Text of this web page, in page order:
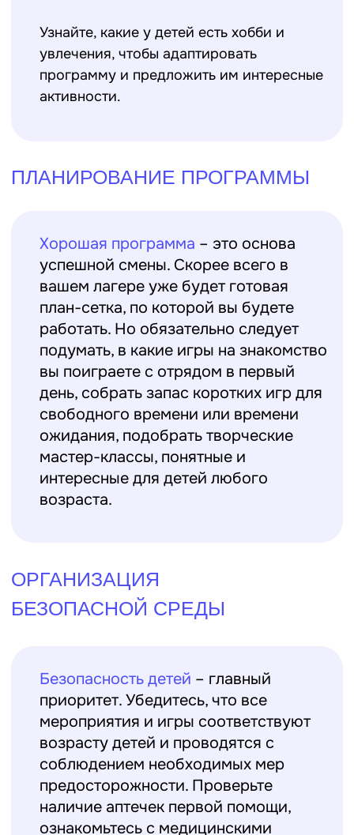
свободного времени или времени
ожидания, подобрать творческие
мастер-классы, понятные и
возраста.
мероприятия и игры соответствуют
возрасту детей и проводятся с
соблюдением необходимых мер
предосторожности. Проверьте
наличие аптечек первой помощи,
ознакомьтесь с медицинскими
противопоказаниями у детей и
обеспечьте доступ к необходимой
медицинской помощи. Узнайте о
плане действий на случай
чрезвычайных ситуаций и пройдите
инструктаж лагеря.
ПОДГОТОВКА МАТЕРИАЛОВ
И ОБОРУДОВАНИЯ
необходимые материалы и
оборудование. Во многих лагерях
весь инвентарь хранится на складе, а
заранее. Также стоит продумать
логистику: где и как будут храниться
ваши материалы, чтобы они были под
рукой в нужный момент.
КОМАНДНАЯ РАБОТА
Эффективная работа вожатого